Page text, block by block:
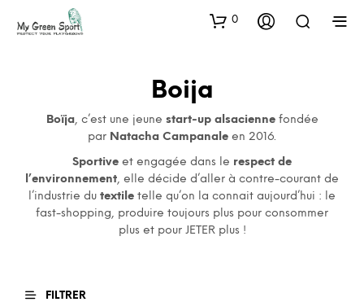
0
Boija
Boïja, c’est une jeune start-up alsaciennefondée
par Natacha Campanale en 2016.
Sportive et engagée dans le respect de
l’environnement, elle décide d’aller à contre-courant de
l’industrie du textile telle qu’on la connait aujourd’hui : le
fast-shopping, produire toujours plus pour consommer
plus et pour JETER plus !
FILTRER